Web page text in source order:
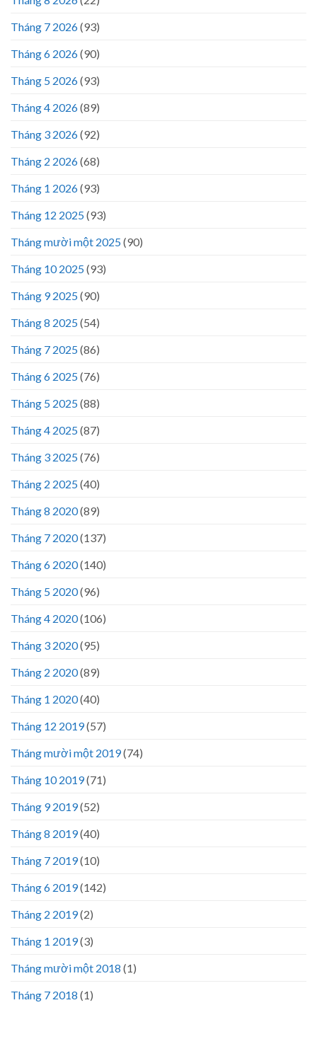
Tháng 7 2026(93)
Tháng 6 2026(90)
Tháng 5 2026(93)
Tháng 4 2026(89)
Tháng 3 2026(92)
Tháng 2 2026(68)
Tháng 1 2026(93)
Tháng 12 2025(93)
Tháng mười một 2025(90)
Tháng 10 2025(93)
Tháng 9 2025(90)
Tháng 8 2025(54)
Tháng 7 2025(86)
Tháng 6 2025(76)
Tháng 5 2025(88)
Tháng 4 2025(87)
Tháng 3 2025(76)
Tháng 2 2025(40)
Tháng 8 2020(89)
Tháng 7 2020(137)
Tháng 6 2020(140)
Tháng 5 2020(96)
Tháng 4 2020(106)
Tháng 3 2020(95)
Tháng 2 2020(89)
Tháng 1 2020(40)
Tháng 12 2019(57)
Tháng mười một 2019(74)
Tháng 10 2019(71)
Tháng 9 2019(52)
Tháng 8 2019(40)
Tháng 7 2019(10)
Tháng 6 2019(142)
Tháng 2 2019(2)
Tháng 1 2019(3)
Tháng mười một 2018 (1)
Tháng 7 2018 (1)